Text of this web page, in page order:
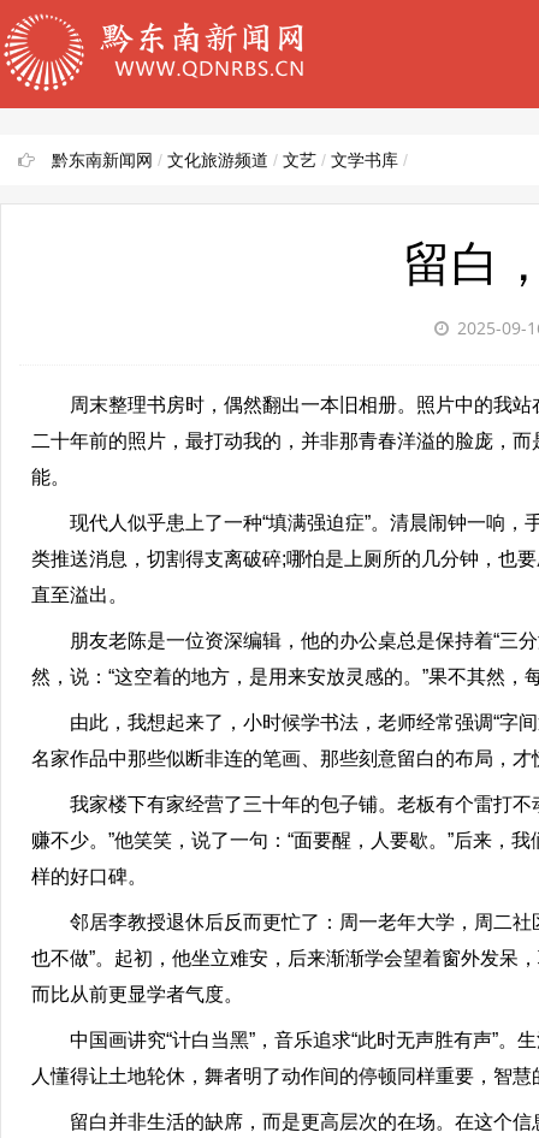
黔东南新闻网 / 文化旅游频道 / 文艺 / 文学书库 /
留白
2025-09-
周末整理书房时，偶然翻出一本旧相册。照片中的我站
二十年前的照片，最打动我的，并非那青春洋溢的脸庞，
能。
现代人似乎患上了一种“填满强迫症”。清晨闹钟一响，
类推送消息，切割得支离破碎;哪怕是上厕所的几分钟，也
直至溢出。
朋友老陈是一位资深编辑，他的办公桌总是保持着“三分
然，说：“这空着的地方，是用来安放灵感的。”果不其然
由此，我想起来了，小时候学书法，老师经常强调“字间
名家作品中那些似断非连的笔画、那些刻意留白的布局，
我家楼下有家经营了三十年的包子铺。老板有个雷打不
赚不少。”他笑笑，说了一句：“面要醒，人要歇。”后来，
样的好口碑。
邻居李教授退休后反而更忙了：周一老年大学，周二社
也不做”。起初，他坐立难安，后来渐渐学会望着窗外发呆
而比从前更显学者气度。
中国画讲究“计白当黑”，音乐追求“此时无声胜有声”。
人懂得让土地轮休，舞者明了动作间的停顿同样重要，智
留白并非生活的缺席，而是更高层次的在场。在这个信